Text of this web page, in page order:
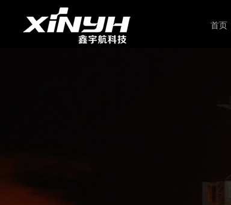
首页